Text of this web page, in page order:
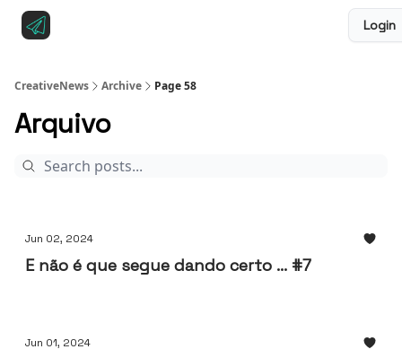
Login
CreativeNews Archive Page 58
Arquivo
Jun 02, 2024
E não é que segue dando certo ... #7
Jun 01, 2024